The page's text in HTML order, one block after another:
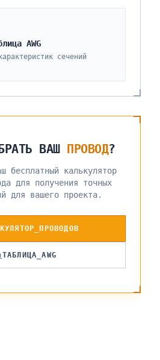
AWG
сечений
ВАШ ПРОВОД?
бесплатный калькулятор
для получения точных
для вашего проекта.
ТАБЛИЦА_AWG